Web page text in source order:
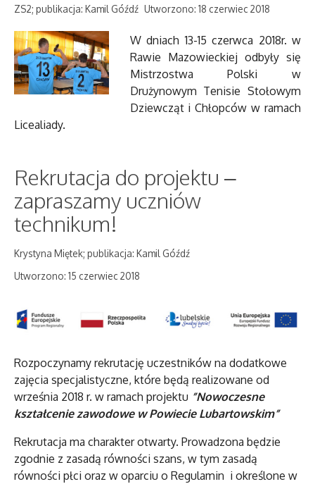
ZS2; publikacja: Kamil Góźdź Utworzono: 18 czerwiec 2018
W dniach 13-15 czerwca 2018r. w
Rawie Mazowieckiej odbyły się
Mistrzostwa Polski w
Drużynowym Tenisie Stołowym
Dziewcząt i Chłopców w ramach
Licealiady.
Rekrutacja do projektu –
zapraszamy uczniów
technikum!
Krystyna Miętek; publikacja: Kamil Góźdź
Utworzono: 15 czerwiec 2018
Rozpoczynamy rekrutację uczestników na dodatkowe
zajęcia specjalistyczne, które będą realizowane od
września 2018 r. w ramach projektu ”Nowoczesne
kształcenie zawodowe w Powiecie Lubartowskim”
Rekrutacja ma charakter otwarty. Prowadzona będzie
zgodnie z zasadą równości szans, w tym zasadą
równości płci oraz w oparciu o Regulamin i określone w